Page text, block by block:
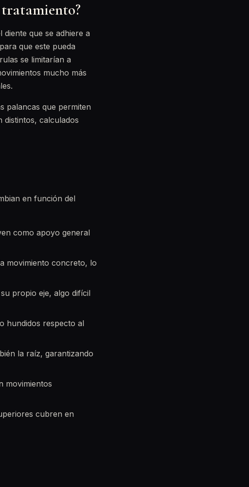
tratamiento?
que se adhiere a
que este pueda
se limitarían a
mucho más
palancas que permiten
calculados
en función del
como apoyo general
movimiento concreto, lo
propio eje, algo difícil
hundidos respecto al
la raíz, garantizando
movimientos
cubren en